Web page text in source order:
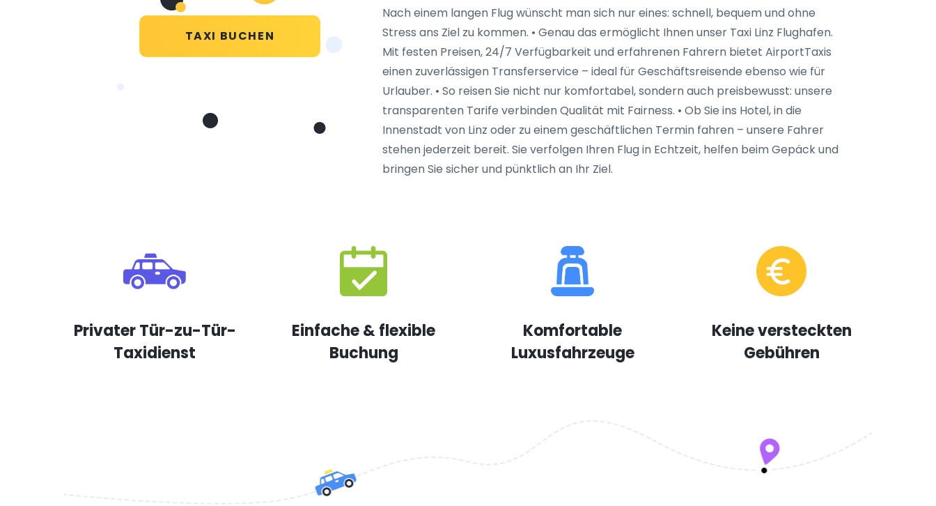
TAXI BUCHEN
Nach einem langen Flug wünscht man sich nur eines: schnell, bequem und ohne
Stress ans Ziel zu kommen. • Genau das ermöglicht Ihnen unser Taxi Linz Flughafen.
Mit festen Preisen, 24/7 Verfügbarkeit und erfahrenen Fahrern bietet AirportTaxis
einen zuverlässigen Transferservice – ideal für Geschäftsreisende ebenso wie für
Urlauber. • So reisen Sie nicht nur komfortabel, sondern auch preisbewusst: unsere
transparenten Tarife verbinden Qualität mit Fairness. • Ob Sie ins Hotel, in die
Innenstadt von Linz oder zu einem geschäftlichen Termin fahren – unsere Fahrer
stehen jederzeit bereit. Sie verfolgen Ihren Flug in Echtzeit, helfen beim Gepäck und
bringen Sie sicher und pünktlich an Ihr Ziel.
Privater Tür-zu-Tür-
Taxidienst
Einfache & flexible
Buchung
Komfortable
Luxusfahrzeuge
Keine versteckten
Gebühren